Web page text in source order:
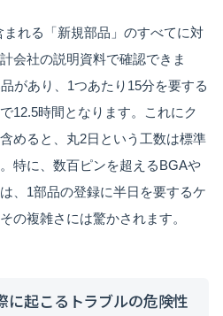
れる「新規部品」のすべてに対
会社の説明資料で確認できま
があり、1つあたり15分を要する
12.5時間となります。これにク
めると、丸2日という工数は標準
特に、数百ピンを超えるBGAや
、1部品の登録に半日を要するケ
の複雑さには驚かされます。
に起こるトラブルの危険性